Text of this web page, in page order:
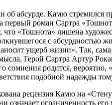
абсурде. Камю стремился
первый роман Сартра
«Тошнота» лишена
с абсурдностью
ущерб жизни». Так,
Герой Сартра Артур
сомнения родится, вероятно,
подобной надежды
рецензия Камю на
ограниченность